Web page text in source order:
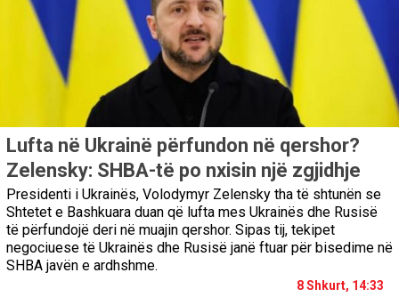
Lufta në Ukrainë përfundon në qershor?
Zelensky: SHBA-të po nxisin një zgjidhje
Presidenti i Ukrainës, Volodymyr Zelensky tha të shtunën se
Shtetet e Bashkuara duan që lufta mes Ukrainës dhe Rusisë
të përfundojë deri në muajin qershor. Sipas tij, tekipet
negociuese të Ukrainës dhe Rusisë janë ftuar për bisedime në
SHBA javën e ardhshme.
8 Shkurt, 14:33